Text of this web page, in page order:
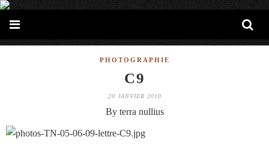
PHOTOGRAPHIE
C9
20 JANVIER 2010
By terra nullius